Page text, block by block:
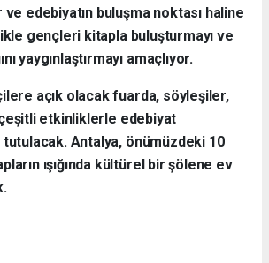
edebiyatın buluşma noktası haline
gençleri kitapla buluşturmayı ve
yaygınlaştırmayı amaçlıyor.
açık olacak fuarda, söyleşiler,
etkinliklerle edebiyat
tutulacak. Antalya, önümüzdeki 10
ışığında kültürel bir şölene ev